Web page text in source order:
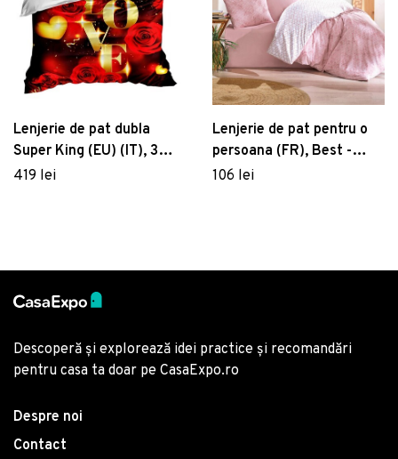
Lenjerie de pat dubla
Super King (EU) (IT), 3
piese, 161, Pearl Home,
419 lei
Lenjerie de pat pentru o
persoana (FR), Best -
Pink, Cotton Box, Bumbac
106 lei
Descoperă și explorează idei practice și recomandări
pentru casa ta doar pe CasaExpo.ro
Despre noi
Contact